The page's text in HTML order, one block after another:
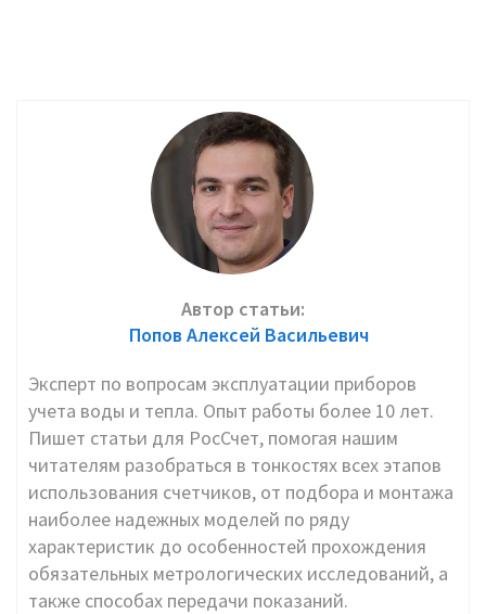
Автор статьи:
Попов Алексей Васильевич
Эксперт по вопросам эксплуатации приборов
учета воды и тепла. Опыт работы более 10 лет.
Пишет статьи для РосСчет, помогая нашим
читателям разобраться в тонкостях всех этапов
использования счетчиков, от подбора и монтажа
наиболее надежных моделей по ряду
характеристик до особенностей прохождения
обязательных метрологических исследований, а
также способах передачи показаний.